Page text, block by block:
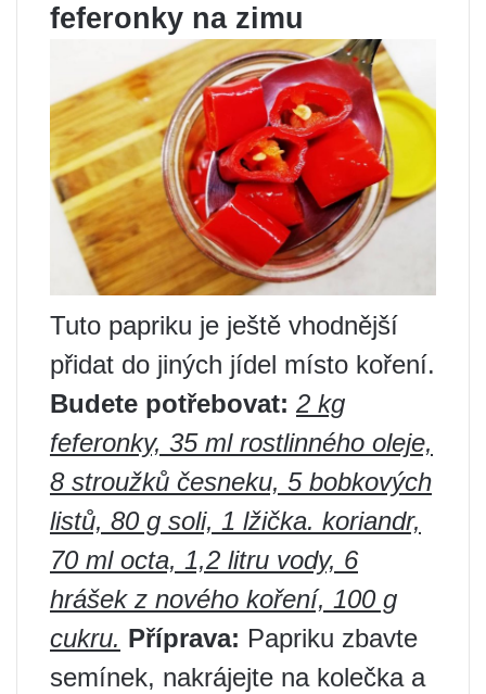
feferonky na zimu
Tuto papriku je ještě vhodnější
přidat do jiných jídel místo koření.
Budete potřebovat: 2 kg
feferonky, 35 ml rostlinného oleje,
8 stroužků česneku, 5 bobkových
listů, 80 g soli, 1 lžička. koriandr,
70 ml octa, 1,2 litru vody, 6
hrášek z nového koření, 100 g
cukru. Příprava: Papriku zbavte
semínek, nakrájejte na kolečka a